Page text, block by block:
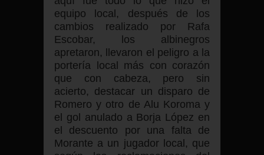
equipo local, después de los
cambios realizado por Rafa
Escobar, los albinegros
apretaron, llevaron el peligro a la
portería local más con corazón
que con cabeza, pero sin
acierto, destacar un disparo de
Romero y otro de Alu Koroma y
el gol anulado a Borja López en
el descuento por una falta de
Morante a un jugador local, que